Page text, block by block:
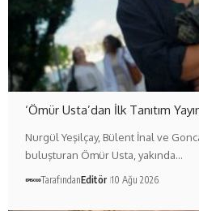
‘Ömür Usta’dan İlk Tanıtım
Nurgül Yeşilçay, Bülent İnal ve
buluşturan Ömür Usta, yakında…
TarafındanEditör 10 Ağu 2026